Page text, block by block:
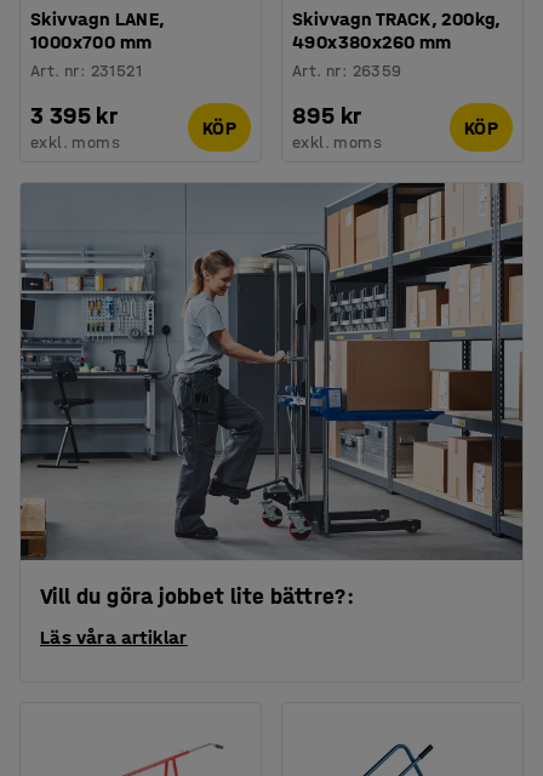
Skivvagn LANE,
1000x700 mm
Art. nr: 231521
3 395 kr
exkl. moms
KÖP
Skivvagn TRACK, 200kg,
490x380x260 mm
Art. nr: 26359
895 kr
exkl. moms
KÖP
Vill du göra jobbet lite bättre?:
Läs våra artiklar